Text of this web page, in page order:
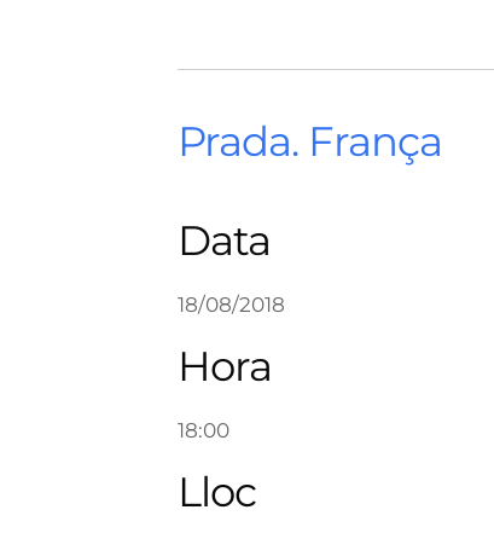
Prada. França
Data
18/08/2018
Hora
18:00
Lloc